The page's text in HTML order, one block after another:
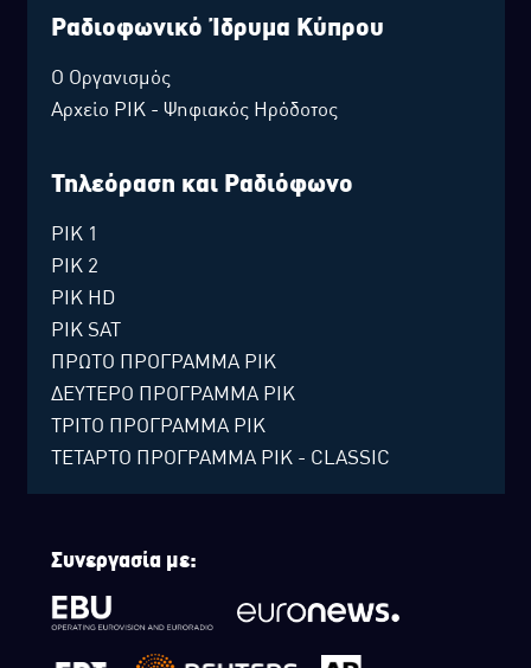
Ραδιοφωνικό Ίδρυμα Κύπρου
Ο Οργανισμός
Αρχείο ΡΙΚ - Ψηφιακός Ηρόδοτος
Τηλεόραση και Ραδιόφωνο
ΡΙΚ 1
ΡΙΚ 2
ΡΙΚ HD
ΡΙΚ SAT
ΠΡΩΤΟ ΠΡΟΓΡΑΜΜΑ ΡΙΚ
ΔΕΥΤΕΡΟ ΠΡΟΓΡΑΜΜΑ ΡΙΚ
ΤΡΙΤΟ ΠΡΟΓΡΑΜΜΑ ΡΙΚ
ΤΕΤΑΡΤΟ ΠΡΟΓΡΑΜΜΑ ΡΙΚ - CLASSIC
Συνεργασία με: